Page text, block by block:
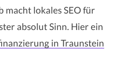
macht lokales SEO für
absolut Sinn. Hier ein
in Traunstein